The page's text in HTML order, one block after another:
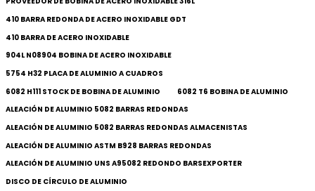
410 BARRA REDONDA DE ACERO INOXIDABLE GDT
410 BARRA DE ACERO INOXIDABLE
904L N08904 BOBINA DE ACERO INOXIDABLE
5754 H32 PLACA DE ALUMINIO A CUADROS
6082 H111 STOCK DE BOBINA DE ALUMINIO
6082 T6 BOBINA DE ALUMINIO
ALEACIÓN DE ALUMINIO 5082 BARRAS REDONDAS
ALEACIÓN DE ALUMINIO 5082 BARRAS REDONDAS ALMACENISTAS
ALEACIÓN DE ALUMINIO ASTM B928 BARRAS REDONDAS
ALEACIÓN DE ALUMINIO UNS A95082 REDONDO BARSEXPORTER
DISCO DE CÍRCULO DE ALUMINIO